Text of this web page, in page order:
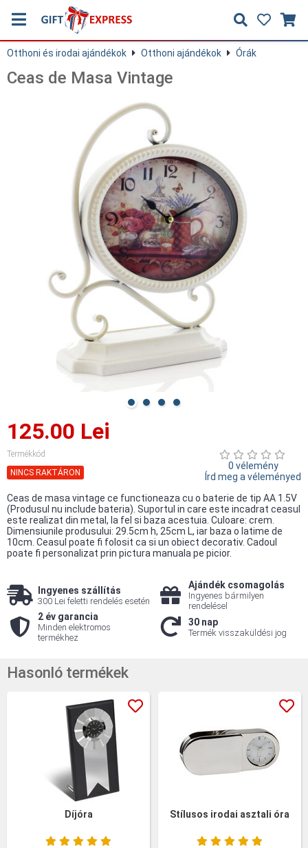
Otthoni és irodai ajándékok Otthoni ajándékok Órák
Ceas de Masa Vintage
125.00 Lei
Termékkód
NINCS RAKTÁRON
0 vélemény
Írd meg a véleményed
Ceas de masa vintage ce functioneaza cu o baterie de tip AA 1.5V
(Produsul nu include bateria). Suportul in care este incadrat ceasul
este realizat din metal, la fel si baza acestuia. Culoare: crem.
Dimensiunile produsului: 29.5cm h, 25cm L, iar baza o latime de
10cm. Ceasul poate fi folosit ca si un obiect decorativ. Cadoul
poate fi personalizat prin pictura manuala pe picior.
Ingyenes szállítás
300 Lei feletti rendelés esetén
Ajándék csomagolás
Ingyenes bármilyen
rendelésel
2 év garancia
Minden elektromos
termékhez
30 nap
Termék visszaküldési jog
Hasonló termékek
Díjóra Stílusos irodai asztali óra